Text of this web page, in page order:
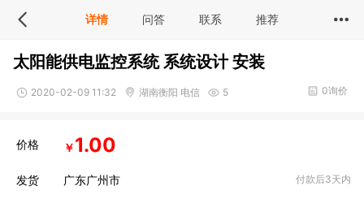
详情 问答 联系 推荐
太阳能供电监控系统 系统设计 安装
2020-02-09 11:32 湖南衡阳 电信 5 0询价
价格 ￥1.00
发货 广东广州市 付款后3天内